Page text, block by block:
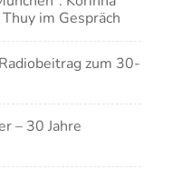
im Gespräch
zum 30-
– 30 Jahre